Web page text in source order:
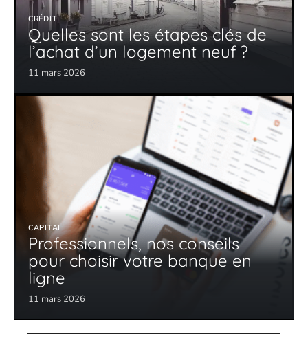
CRÉDIT
Quelles sont les étapes clés de
l’achat d’un logement neuf ?
11 mars 2026
CAPITAL
Professionnels, nos conseils
pour choisir votre banque en
ligne
11 mars 2026